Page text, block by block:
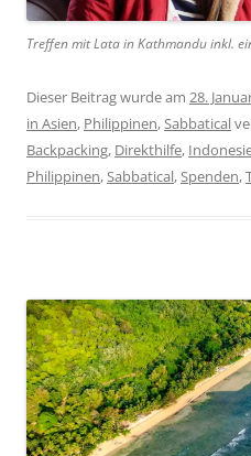
Treffen mit Lata in Kathmandu inkl.
Dieser Beitrag wurde am 28.
in Asien, Philippinen,Sabbatical
Backpacking, Direkthilfe,
Philippinen,Sabbatical,Spenden,